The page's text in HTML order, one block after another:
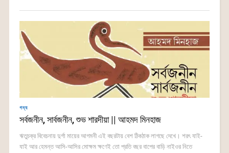
গদ্য
সর্বজনীন, সার্বজনীন, শুভ শারদীয়া || আহমদ মিনহাজ
ঋতুচক্র বিবেচনায় দুর্গা মায়ের আগমনী এই বছরটায় বেশ ঠিকঠাক লাগছে দেখে। শরৎ যাই-
যাই আর হেমন্ত আসি-আসির মোক্ষম ক্ষণেই তো প্রতি বছর বাপের বাড়ি নাইওর নিতে